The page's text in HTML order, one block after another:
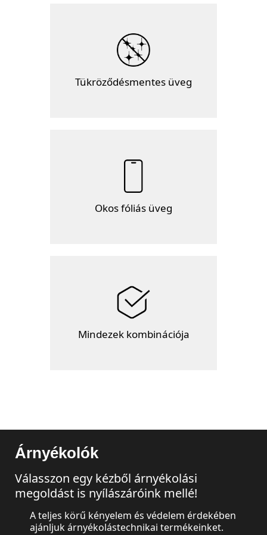
Tükröződésmentes üveg
Okos fóliás üveg
Mindezek kombinációja
Árnyékolók
Válasszon egy kézből árnyékolási
megoldást is nyílászáróink mellé!
A teljes körű kényelem és védelem érdekében
ajánljuk árnyékolástechnikai termékeinket.